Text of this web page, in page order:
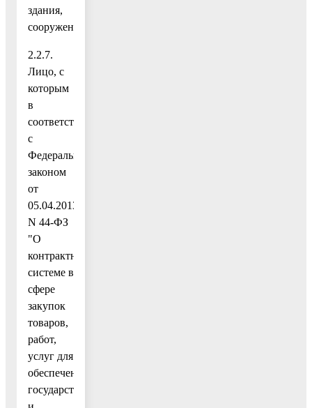
здания,
сооружения.
2.2.7.
Лицо, с
которым
в
соответствии
с
Федеральным
законом
от
05.04.2013
N 44-ФЗ
"О
контрактной
системе в
сфере
закупок
товаров,
работ,
услуг для
обеспечения
государственных